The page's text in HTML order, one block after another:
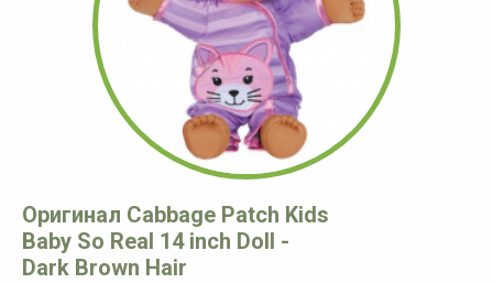
Оригинал Cabbage Patch Kids
Baby So Real 14 inch Doll -
Dark Brown Hair